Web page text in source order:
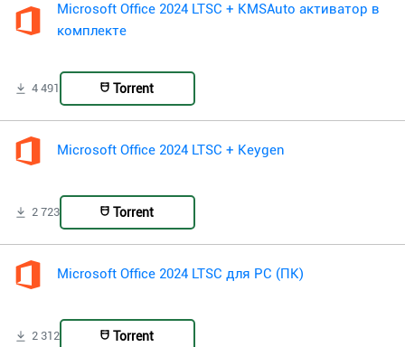
Microsoft Office 2024 LTSC + KMSAuto активатор в
комплекте
4 491 Torrent
Microsoft Office 2024 LTSC + Keygen
2 723 Torrent
Microsoft Office 2024 LTSC для PC (ПК)
2 312 Torrent